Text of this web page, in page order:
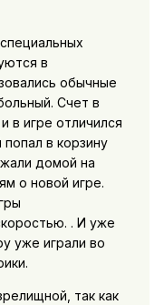
в
обычные
Счет в
в игре отличился
в корзину
домой на
о новой игре.
. И уже
уже играли во
так как